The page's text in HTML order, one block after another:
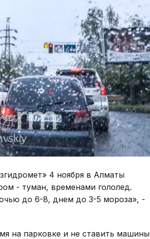
4 ноября в Алматы
- туман, временами гололед.
до 6-8, днем до 3-5 мороза», -
на парковке и не ставить машины